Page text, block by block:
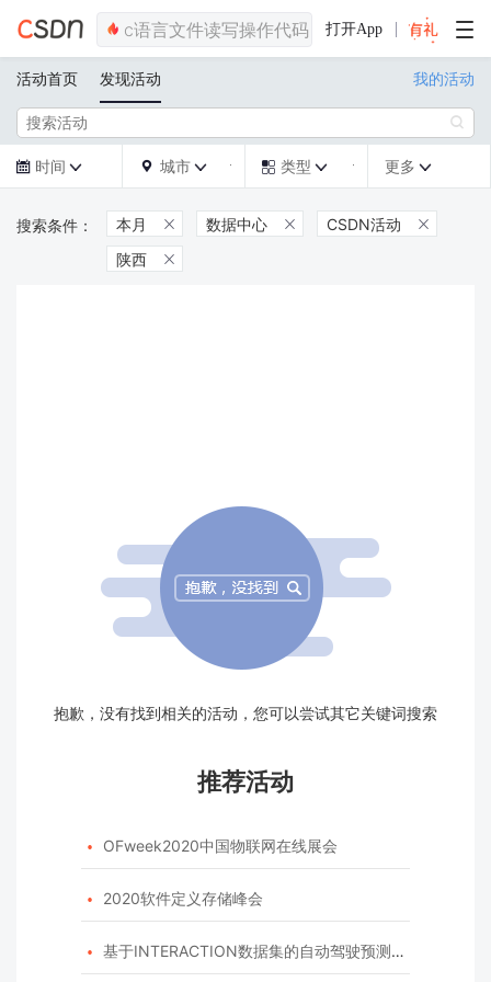
打开App
活动首页 发现活动 我的活动

 时间   城市   类型  更多 
本月  数据中心  CSDN活动 
陕西 
抱歉，没有找到相关的活动，您可以尝试其它关键词搜索
推荐活动
 OFweek2020中国物联网在线展会
 2020软件定义存储峰会
 基于INTERACTION数据集的自动驾驶预测模型挑战赛